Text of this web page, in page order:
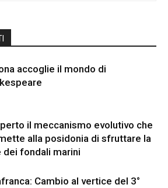
accoglie il mondo di
il meccanismo evolutivo che
alla posidonia di sfruttare la
dei fondali marini
Cambio al vertice del 3°